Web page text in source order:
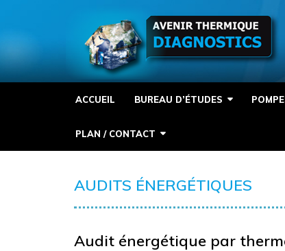
ACCUEIL BUREAU D’ÉTUDES
PLAN / CONTACT
AUDITS ÉNERGÉTIQUES
Audit énergétique par